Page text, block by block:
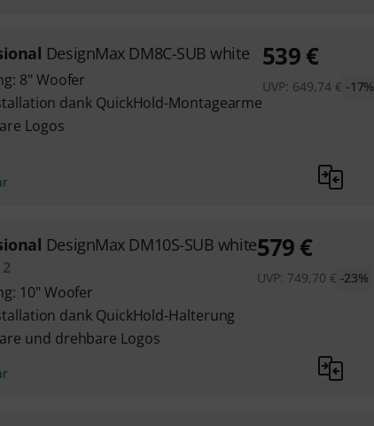
DesignMax DM8C-SUB white
8" Woofer
dank QuickHold-Montagearme
Logos
539€
UVP: 649,74 € -17%
DesignMax DM10S-SUB white
2
10" Woofer
dank QuickHold-Halterung
und drehbare Logos
579€
UVP: 749,70 € -23%